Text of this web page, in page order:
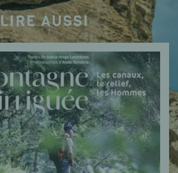
LIRE AUSSI